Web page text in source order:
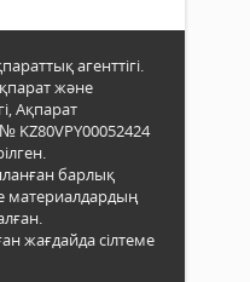
агенттігі.
және
Ақпарат
KZ80VPY00052424
барлық
материалдардың
жағдайда сілтеме